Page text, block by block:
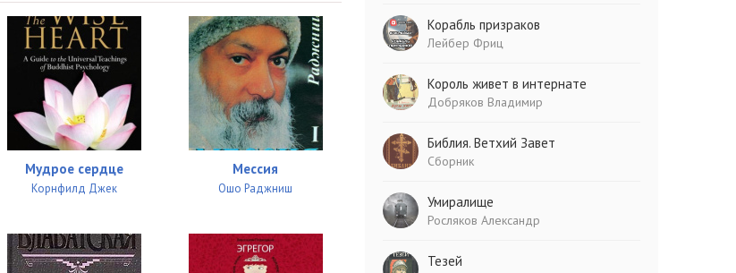
Мудрое сердце
Корнфилд Джек
Мессия
Ошо Раджниш
Корабль призраков
Лейбер Фриц
Король живет в интернате
Добряков Владимир
Библия. Ветхий Завет
Сборник
Умиралище
Росляков Александр
Тезей